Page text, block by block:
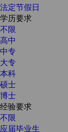
法定节假日
学历要求
不限
高中
中专
大专
本科
硕士
博士
经验要求
不限
应届毕业生